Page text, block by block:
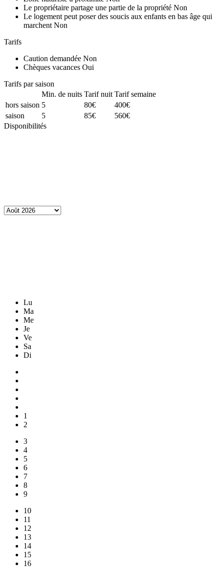
Le propriétaire partage une partie de la propriété Non
Le logement peut poser des soucis aux enfants en bas âge qui
marchent Non
Tarifs
Caution demandée Non
Chèques vacances Oui
Tarifs par saison
Min. de nuits Tarif nuit Tarif semaine
hors saison 5 80€
400€
saison
5 85€
560€
Disponibilités
Lu
Ma
Me
Je
Ve
Sa
Di
1
2
3
4
5
6
7
8
9
10
11
12
13
14
15
16